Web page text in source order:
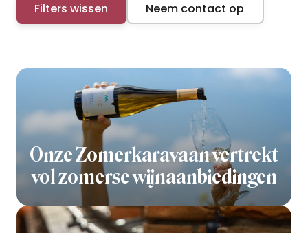
Filters wissen Neem contact op
Onze Zomerkaravaan vertrekt
vol zomerse wijnaanbiedingen